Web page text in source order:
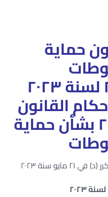
حماية
قانون رقم ٢٦ لسنة ٢٠٢٣
القانون
رقم ٨ لسنة ٢٠٠٩ بشأن حماية